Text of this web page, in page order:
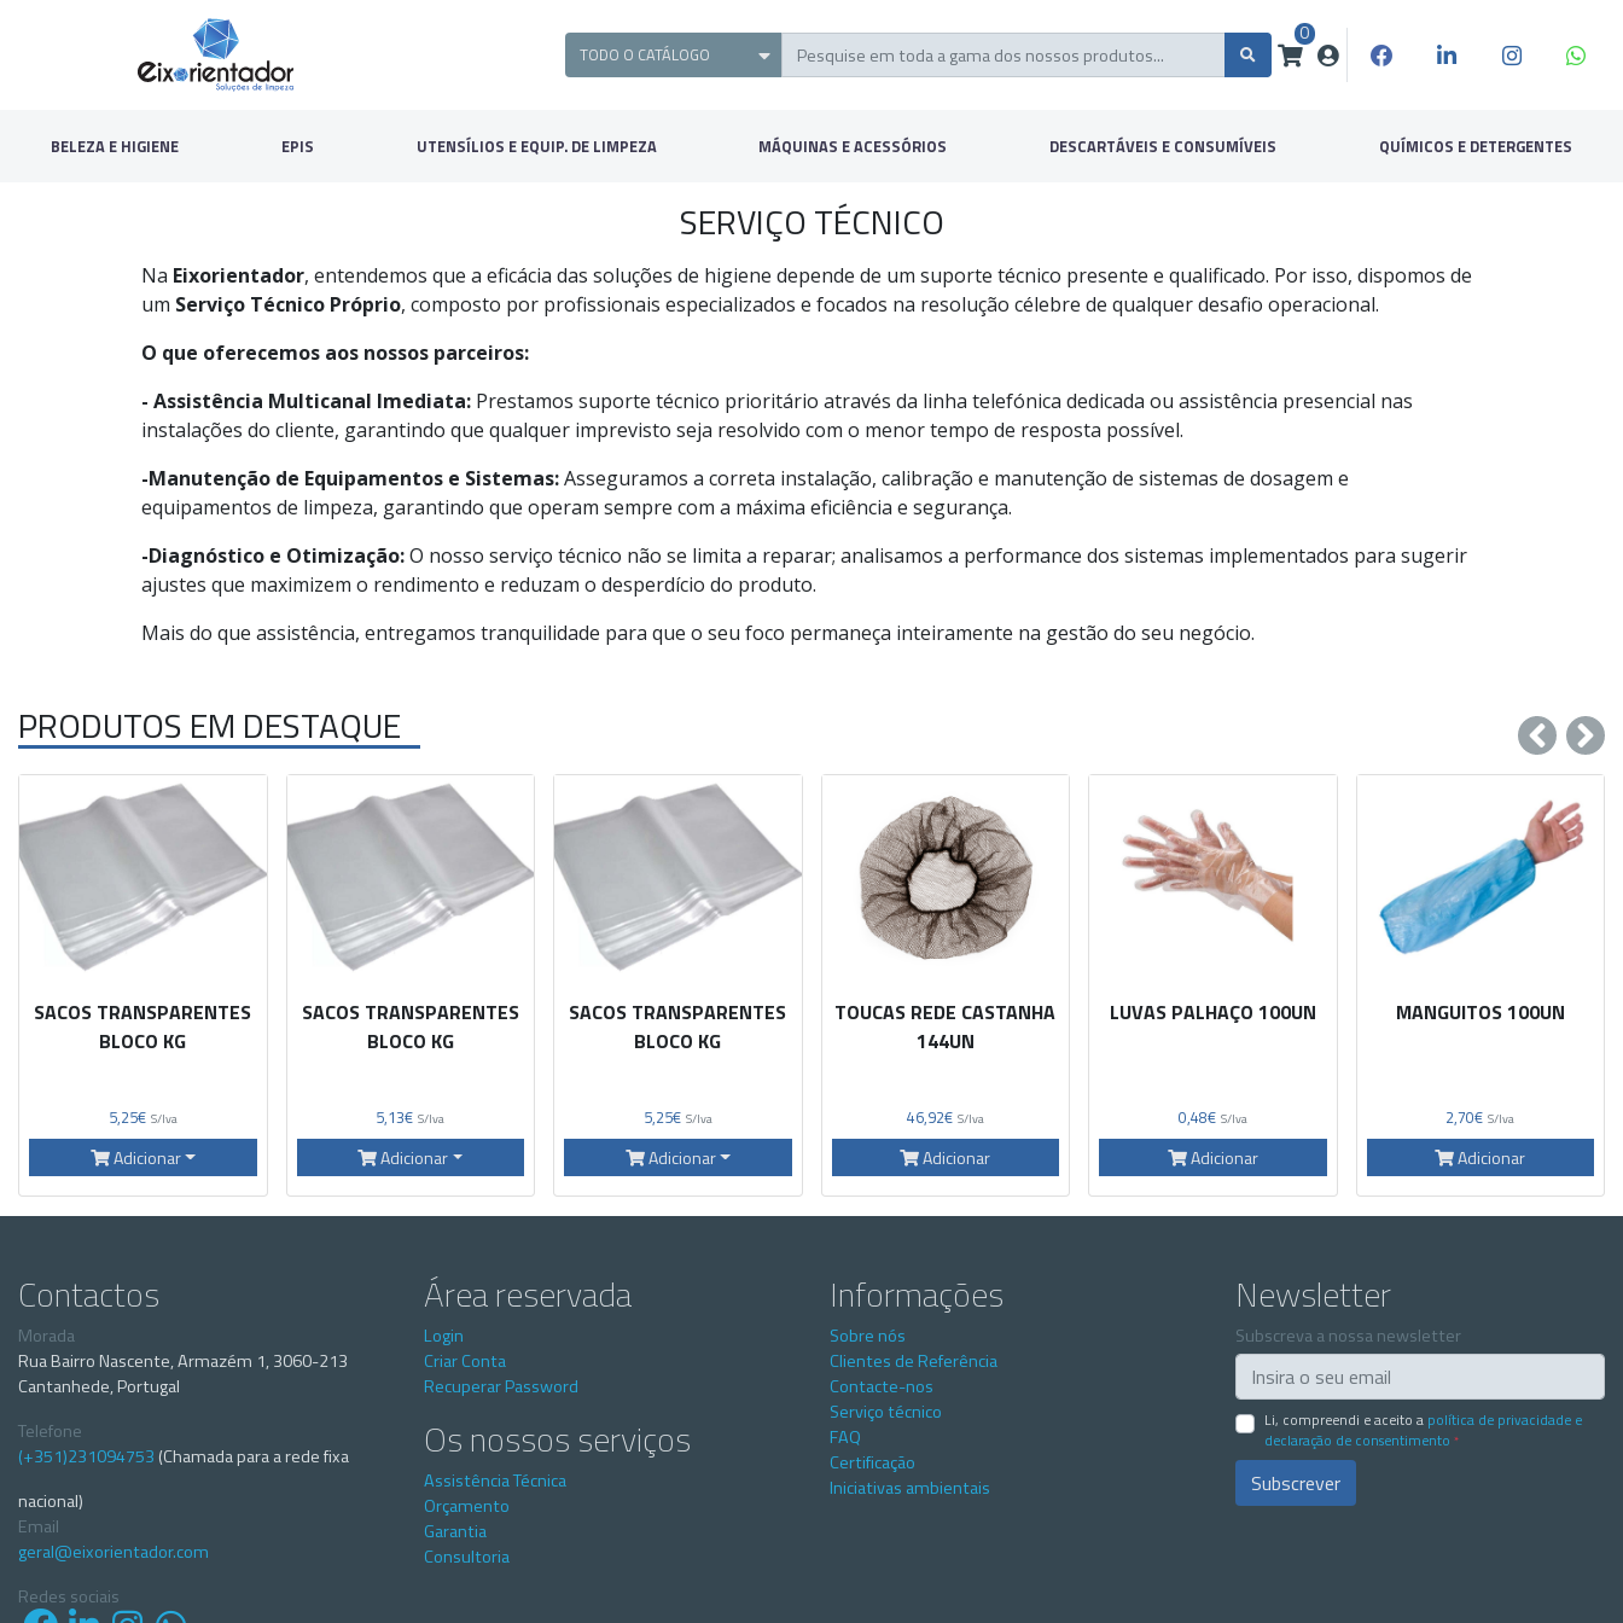
0
BELEZA E HIGIENE EPIS UTENSÍLIOS E EQUIP. DE LIMPEZA MÁQUINAS E ACESSÓRIOS DESCARTÁVEIS E CONSUMÍVEIS QUÍMICOS E DETERGENTES
SERVIÇO TÉCNICO
Na Eixorientador, entendemos que a eficácia das soluções de higiene depende de um suporte técnico presente e qualificado. Por isso, dispomos de
um Serviço Técnico Próprio, composto por profissionais especializados e focados na resolução célebre de qualquer desafio operacional.
O que oferecemos aos nossos parceiros:
- Assistência Multicanal Imediata: Prestamos suporte técnico prioritário através da linha telefónica dedicada ou assistência presencial nas
instalações do cliente, garantindo que qualquer imprevisto seja resolvido com o menor tempo de resposta possível.
-Manutenção de Equipamentos e Sistemas:Asseguramos a correta instalação, calibração e manutenção de sistemas de dosagem e
equipamentos de limpeza, garantindo que operam sempre com a máxima eficiência e segurança.
-Diagnóstico e Otimização:O nosso serviço técnico não se limita a reparar; analisamos a performance dos sistemas implementados para sugerir
ajustes que maximizem o rendimento e reduzam o desperdício do produto.
Mais do que assistência, entregamos tranquilidade para que o seu foco permaneça inteiramente na gestão do seu negócio.
PRODUTOS EM DESTAQUE
SACOS TRANSPARENTES
BLOCO KG
5,25€ S/Iva
Adicionar
SACOS TRANSPARENTES
BLOCO KG
5,13€ S/Iva
Adicionar
SACOS TRANSPARENTES
BLOCO KG
5,25€ S/Iva
Adicionar
TOUCAS REDE CASTANHA
144UN
46,92€ S/Iva
Adicionar
LUVAS PALHAÇO 100UN
0,48€ S/Iva
Adicionar
MANGUITOS 100UN
2,70€ S/Iva
Adicionar
Contactos
Morada
Rua Bairro Nascente, Armazém 1, 3060-213
Cantanhede, Portugal
Telefone
(+351)231094753 (Chamada para a rede fixa
nacional)
Email
geral@eixorientador.com
Redes sociais
Área reservada
Login
Criar Conta
Recuperar Password
Os nossos serviços
Assistência Técnica
Orçamento
Garantia
Consultoria
Informações
Sobre nós
Clientes de Referência
Contacte-nos
Serviço técnico
FAQ
Certificação
Iniciativas ambientais
Newsletter
Subscreva a nossa newsletter
Li, compreendi e aceito a política de privacidade e
declaração de consentimento *
Subscrever